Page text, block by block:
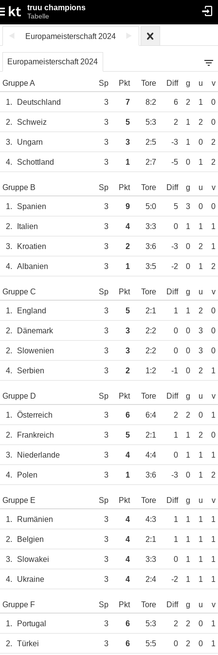
truu champions
Tabelle
Europameisterschaft 2024
Europameisterschaft 2024
Gruppe A Sp Pkt Tore Diff g u v
1. Deutschland 3 7 8:2 6 2 1 0
2. Schweiz 3 5 5:3 2 1 2 0
3. Ungarn 3 3 2:5 -3 1 0 2
4. Schottland 3 1 2:7 -5 0 1 2
Gruppe B Sp Pkt Tore Diff g u v
1. Spanien 3 9 5:0 5 3 0 0
2. Italien 3 4 3:3 0 1 1 1
3. Kroatien 3 2 3:6 -3 0 2 1
4. Albanien 3 1 3:5 -2 0 1 2
Gruppe C Sp Pkt Tore Diff g u v
1. England 3 5 2:1 1 1 2 0
2. Dänemark 3 3 2:2 0 0 3 0
2. Slowenien 3 3 2:2 0 0 3 0
4. Serbien 3 2 1:2 -1 0 2 1
Gruppe D Sp Pkt Tore Diff g u v
1. Österreich 3 6 6:4 2 2 0 1
2. Frankreich 3 5 2:1 1 1 2 0
3. Niederlande 3 4 4:4 0 1 1 1
4. Polen 3 1 3:6 -3 0 1 2
Gruppe E Sp Pkt Tore Diff g u v
1. Rumänien 3 4 4:3 1 1 1 1
2. Belgien 3 4 2:1 1 1 1 1
3. Slowakei 3 4 3:3 0 1 1 1
4. Ukraine 3 4 2:4 -2 1 1 1
Gruppe F Sp Pkt Tore Diff g u v
1. Portugal 3 6 5:3 2 2 0 1
2. Türkei 3 6 5:5 0 2 0 1